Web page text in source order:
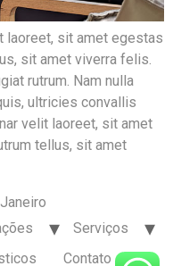
laoreet, sit amet egestas
sit amet viverra felis.
rutrum. Nam nulla
ultricies convallis
velit laoreet, sit amet
tellus, sit amet
Serviços
Contato